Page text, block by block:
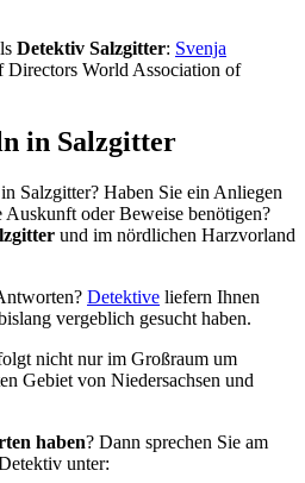
Detektiv Salzgitter: Svenja
Directors World Association of
in Salzgitter
Salzgitter? Haben Sie ein Anliegen
Auskunft oder Beweise benötigen?
und im nördlichen Harzvorland
Detektive liefern Ihnen
vergeblich gesucht haben.
nicht nur im Großraum um
Gebiet von Niedersachsen und
haben? Dann sprechen Sie am
unter: